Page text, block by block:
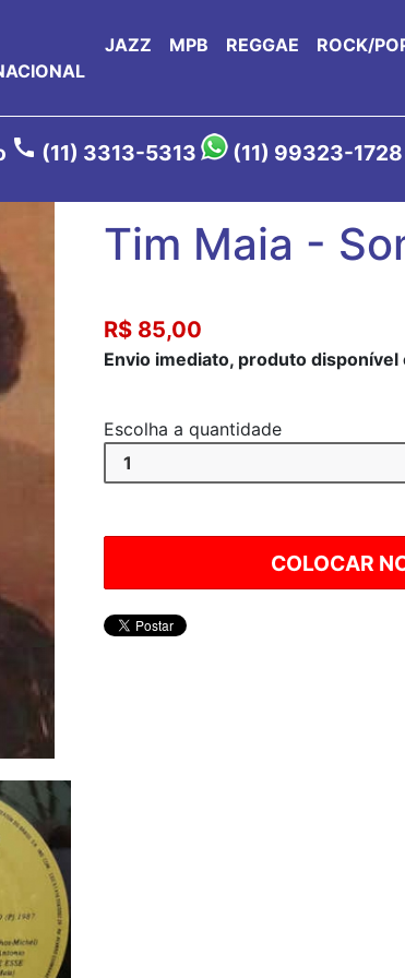
JAZZ MPB REGGAE
ROCK/
call (11) 3313-5313 (11) 99323-1728
Tim Maia -
R$ 85,00
Envio imediato, produto disponível
Escolha a quantidade